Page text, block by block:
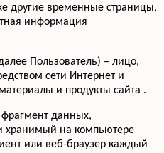
другие временные страницы,
информация
Пользователь) – лицо,
сети Интернет и
и продукты сайта .
данных,
хранимый на компьютере
или веб-браузер каждый